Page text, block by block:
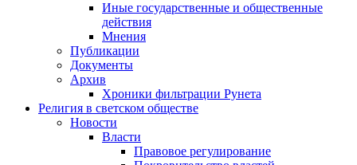
Иные государственные и общественные
действия
Мнения
Публикации
Документы
Архив
Хроники фильтрации Рунета
Религия в светском обществе
Новости
Власти
Правовое регулирование